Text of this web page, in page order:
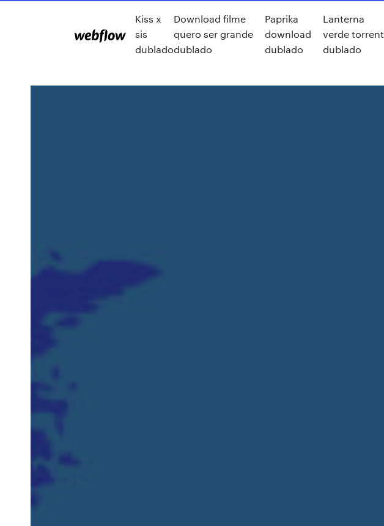
Kiss x
sis
dublado
Download filme
quero ser grande
dublado
Paprika
download
dublado
Lanterna
verde torrent
dublado